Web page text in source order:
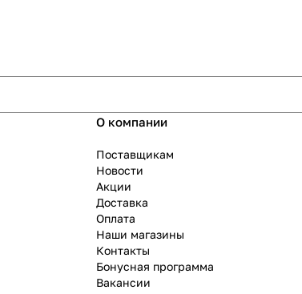
О компании
Поставщикам
Новости
Акции
Доставка
Оплата
Наши магазины
Контакты
Бонусная программа
Вакансии